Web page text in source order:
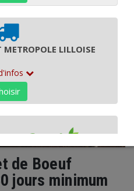
de Boeuf
jours minimum